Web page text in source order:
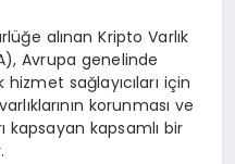
alınan Kripto Varlık
Avrupa genelinde
sağlayıcıları için
korunması ve
kapsayan kapsamlı bir